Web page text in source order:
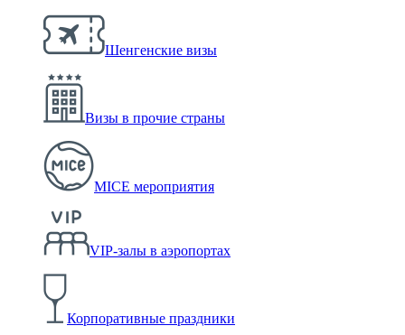
Шенгенские визы
Визы в прочие страны
MICE мероприятия
VIP-залы в аэропортах
Корпоративные праздники